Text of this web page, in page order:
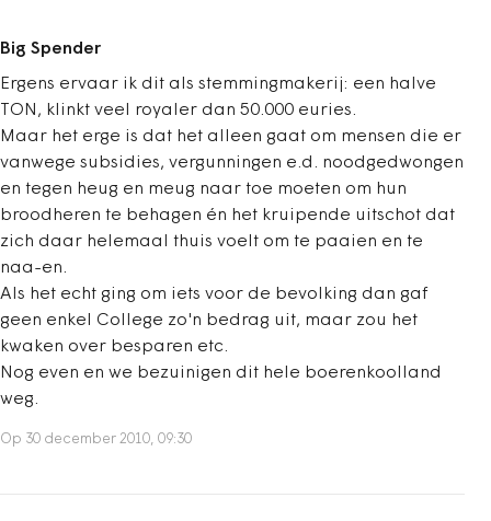
Big Spender
Ergens ervaar ik dit als stemmingmakerij: een halve
TON, klinkt veel royaler dan 50.000 euries.
Maar het erge is dat het alleen gaat om mensen die er
vanwege subsidies, vergunningen e.d. noodgedwongen
en tegen heug en meug naar toe moeten om hun
broodheren te behagen én het kruipende uitschot dat
zich daar helemaal thuis voelt om te paaien en te
naa-en.
Als het echt ging om iets voor de bevolking dan gaf
geen enkel College zo'n bedrag uit, maar zou het
kwaken over besparen etc.
Nog even en we bezuinigen dit hele boerenkoolland
weg.
Op 30 december 2010, 09:30